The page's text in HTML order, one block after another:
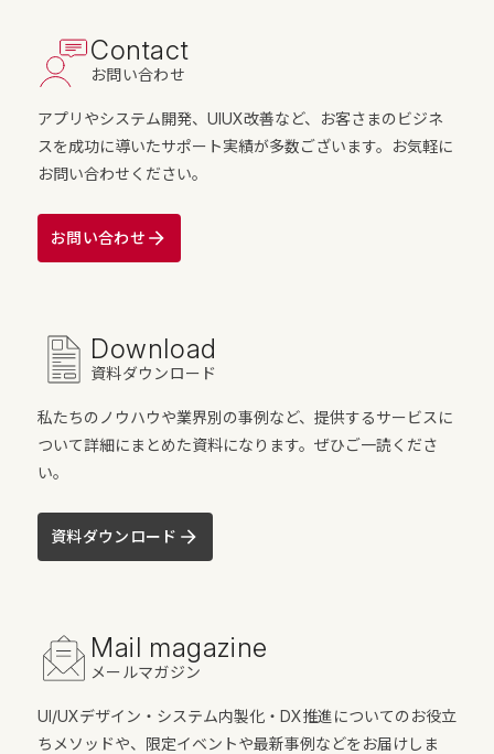
Contact
お問い合わせ
アプリやシステム開発、UIUX改善など、お客さまのビジネ
スを成功に導いたサポート実績が多数ございます。お気軽に
お問い合わせください。
お問い合わせ
Download
資料ダウンロード
私たちのノウハウや業界別の事例など、提供するサービスに
ついて詳細にまとめた資料になります。ぜひご一読くださ
い。
資料ダウンロード
Mail magazine
メールマガジン
UI/UXデザイン・システム内製化・DX推進についてのお役立
ちメソッドや、限定イベントや最新事例などをお届けしま